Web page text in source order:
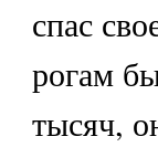
спас
рогам
тысяч,